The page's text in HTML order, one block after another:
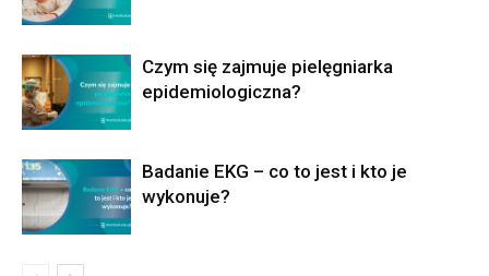
Czym się zajmuje pielęgniarka
epidemiologiczna?
Badanie EKG – co to jest i kto je
wykonuje?